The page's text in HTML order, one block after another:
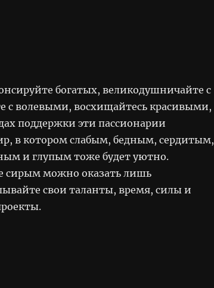
богатых, великодушничайте с
с волевыми, восхищайтесь красивыми,
поддержки эти пассионарии
в котором слабым, бедным, сердитым,
и глупым тоже будет уютно.
сирым можно оказать лишь
свои таланты, время, силы и